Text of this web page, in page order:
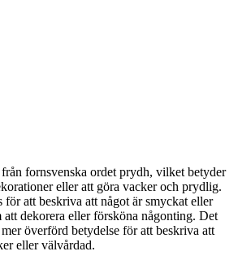
fornsvenska ordet prydh, vilket betyder
eller att göra vacker och prydlig.
att beskriva att något är smyckat eller
dekorera eller försköna någonting. Det
överförd betydelse för att beskriva att
eller välvårdad.